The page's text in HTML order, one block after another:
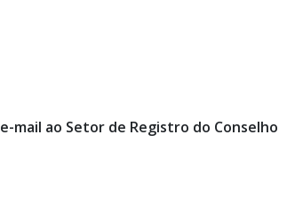
mail ao Setor de Registro do Conselho